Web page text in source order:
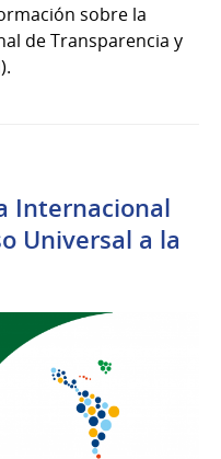
sobre la
de Transparencia y
Internacional
Universal a la